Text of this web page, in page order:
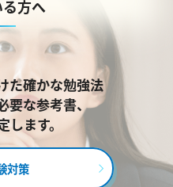
方へ
た確かな勉強法
要な参考書、
します。
対策